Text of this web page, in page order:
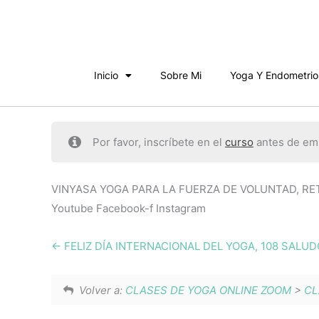
Inicio Sobre Mi Yoga Y
Por favor, inscríbete en el curso antes de
VINYASA YOGA PARA LA FUERZA DE VOLUNTAD,
Youtube Facebook-f Instagram
FELIZ DÍA INTERNACIONAL DEL YOGA, 108
Volver a: CLASES DE YOGA ONLINE ZOOM >